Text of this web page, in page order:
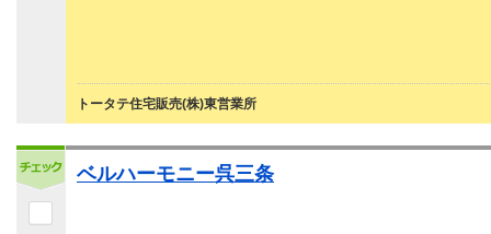
トータテ住宅販売(株)東営業所
ベルハーモニー呉三条